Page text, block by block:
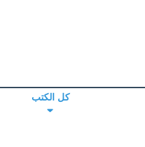
كل الكتب